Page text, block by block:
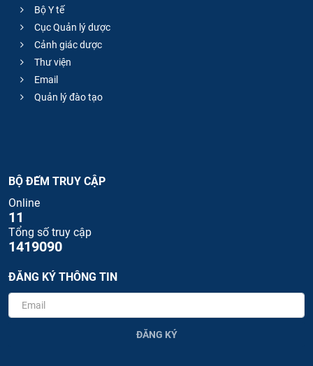
Bộ Y tế
Cục Quản lý dược
Cảnh giác dược
Thư viện
Email
Quản lý đào tạo
BỘ ĐẾM TRUY CẬP
Online
11
Tổng số truy cập
1419090
ĐĂNG KÝ THÔNG TIN
ĐĂNG KÝ